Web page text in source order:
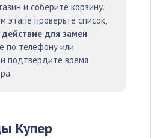
и соберите корзину.
этапе проверьте список,
для замен
по телефону или
подтвердите время
Купер